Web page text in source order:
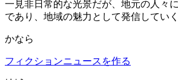
一見非日常的な光景だが、地元の人々
であり、地域の魅力として発信してい
かなら
フィクションニュースを作る